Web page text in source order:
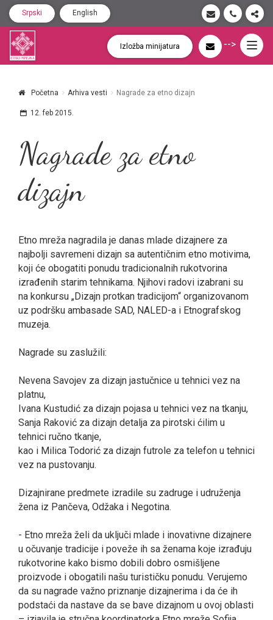
Srpski English
Izložba minijatura -->
Početna Arhiva vesti Nagrade za etno dizajn
12. feb 2015.
Nagrade za etno
dizajn
Etno mreža nagradila je danas mlade dizajnere za
najbolјi savremeni dizajn sa autentičnim etno motivima,
koji će obogatiti ponudu tradicionalnih rukotvorina
izrađenih starim tehnikama. Nјihovi radovi izabrani su
na konkursu „Dizajn protkan tradicijom“ organizovanom
uz podršku ambasade SAD, NALED-a i Etnografskog
muzeja.
Nagrade su zaslužili:
Nevena Savojev za dizajn jastučnice u tehnici vez na
platnu,
Ivana Kustudić za dizajn pojasa u tehnici vez na tkanju,
Sanja Raković za dizajn detalјa za pirotski ćilim u
tehnici ručno tkanje,
kao i Milica Todorić za dizajn futrole za telefon u tehnici
vez na pustovanju.
Dizajnirane predmete izradile su zadruge i udruženja
žena iz Pančeva, Odžaka i Negotina.
- Etno mreža želi da uklјuči mlade i inovativne dizajnere
u očuvanje tradicije i poveže ih sa ženama koje izrađuju
rukotvorine kako bismo dobili dobro osmišlјene
proizvode i obogatili našu turističku ponudu. Verujemo
da su nagrade važno priznanje dizajnerima i da će ih
podstaći da nastave da se bave dizajnom u ovoj oblasti